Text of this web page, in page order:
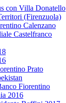
con Villa Donatello
(Firenzuola)
Calenzano
Castelfranco
Prato
Fiorentino
2016